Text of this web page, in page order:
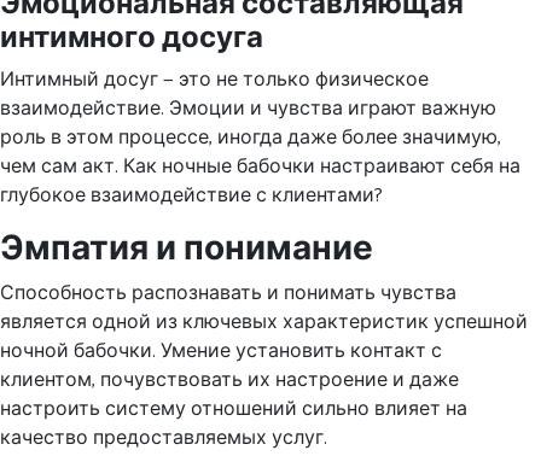
интимного досуга
Интимный досуг — это не только физическое
взаимодействие. Эмоции и чувства играют важную
роль в этом процессе, иногда даже более значимую,
чем сам акт. Как ночные бабочки настраивают себя на
глубокое взаимодействие с клиентами?
Эмпатия и понимание
Способность распознавать и понимать чувства
является одной из ключевых характеристик успешной
ночной бабочки. Умение установить контакт с
клиентом, почувствовать их настроение и даже
настроить систему отношений сильно влияет на
качество предоставляемых услуг.